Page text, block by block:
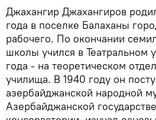
Джахангир Джахангиров
года в поселке Балаханы
рабочего. По окончании
школы учился в Театральном
года - на теоретическом
училища. В 1940 году он
азербайджанской народной
Азербайджанской